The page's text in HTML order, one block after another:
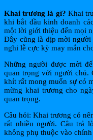
Khai trương là gì? Khai
khi bắt đầu kinh doanh
một lời giới thiệu đến mọi
Đây cũng là dịp mời người
nghi lễ cực kỳ may mắn
Những người được mời
quan trọng với người chủ.
khít rất mong muốn sự có
mừng khai trương cho
quan trọng.
Câu hỏi: Khai trương có
rất nhiều người. Câu trả
không phụ thuộc vào